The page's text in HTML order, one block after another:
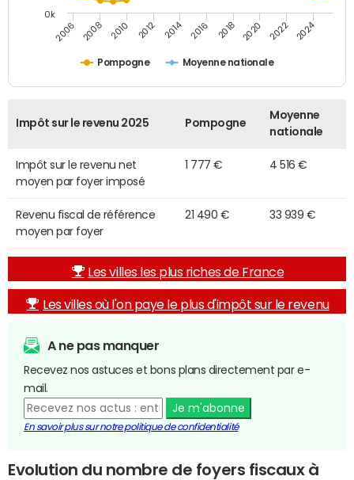
Pompogne Moyenne nationale
2006 2008 2010 2012 2014 2016 2018 2020 2022 2024
0k
Impôt sur le revenu 2025 Pompogne
Moyenne
nationale
Impôt sur le revenu net
moyen par foyer imposé
1 777 € 4 516 €
Revenu fiscal de référence
moyen par foyer
21 490 € 33 939 €
Les villes les plus riches de France
Les villes où l'on paye le plus d'impôt sur le revenu
A ne pas manquer
Recevez nos astuces et bons plans directement par e-
mail.
Je m'abonne
En savoir plus sur notre politique de confidentialité
Evolution du nombre de foyers fiscaux à